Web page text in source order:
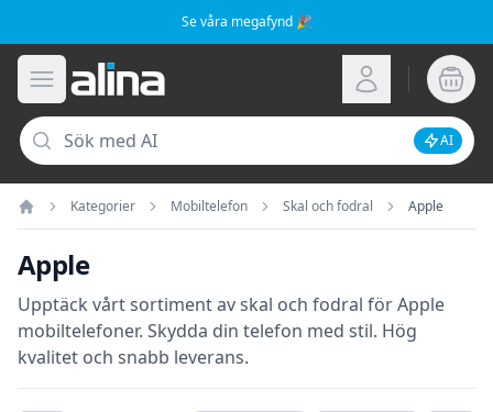
Se våra megafynd 🎉
Öppna meny
Alina.se Logga in
Sök
AI
Hem
Kategorier Mobiltelefon Skal och fodral Apple
Apple
Upptäck vårt sortiment av skal och fodral för Apple
mobiltelefoner. Skydda din telefon med stil. Hög
kvalitet och snabb leverans.